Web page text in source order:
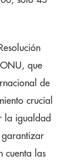
que
de
crucial
la igualdad
garantizar
cuenta las